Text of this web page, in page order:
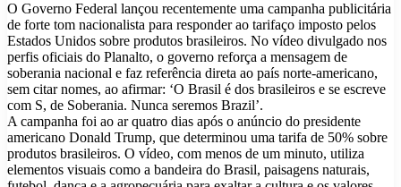
O Governo Federal lançou recentemente uma campanha publicitária
de forte tom nacionalista para responder ao tarifaço imposto pelos
Estados Unidos sobre produtos brasileiros. No vídeo divulgado nos
perfis oficiais do Planalto, o governo reforça a mensagem de
soberania nacional e faz referência direta ao país norte-americano,
sem citar nomes, ao afirmar: ‘O Brasil é dos brasileiros e se escreve
com S, de Soberania. Nunca seremos Brazil’.
A campanha foi ao ar quatro dias após o anúncio do presidente
americano Donald Trump, que determinou uma tarifa de 50% sobre
produtos brasileiros. O vídeo, com menos de um minuto, utiliza
elementos visuais como a bandeira do Brasil, paisagens naturais,